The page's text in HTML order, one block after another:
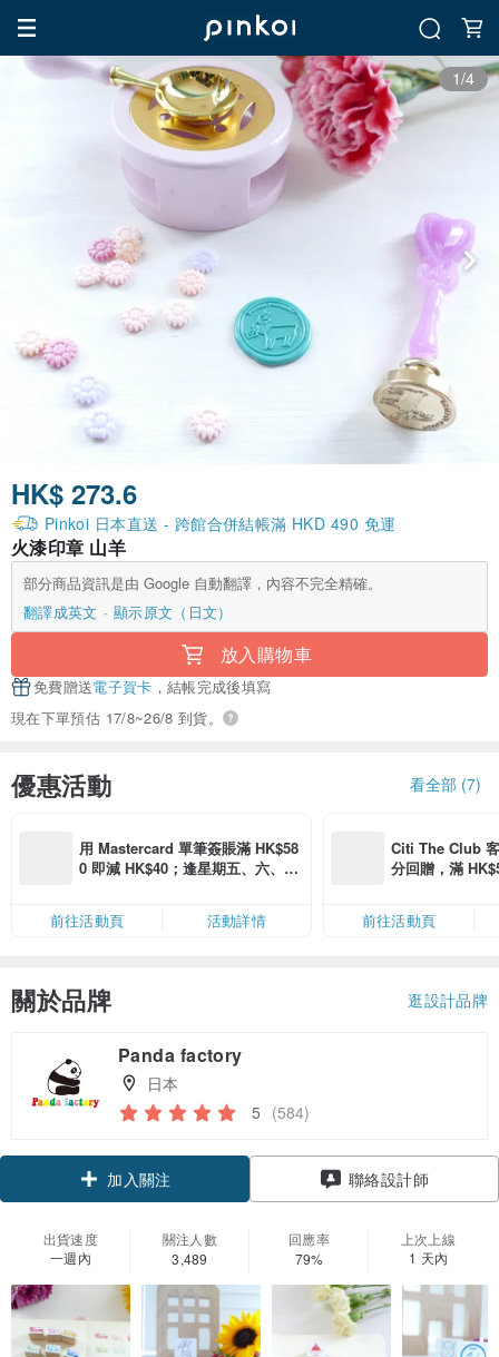
1/4
HK$ 273.6
Pinkoi 日本直送 - 跨館合併結帳滿 HKD 490 免運
火漆印章 山羊
部分商品資訊是由 Google 自動翻譯，內容不完全精確。
翻譯成英文
顯示原文（日文）
放入購物車
免費贈送電子賀卡 ，結帳完成後填寫
現在下單預估 17/8~26/8 到貨。
優惠活動 看全部 (7)
用 Mastercard 單筆簽賬滿 HK$58
0 即減 HK$40；逢星期五、六、日
卡」結帳）
前往活動頁 活動詳情
Citi The Club
分回贈，滿
前往活動頁
關於品牌 逛設計品牌
Panda factory
日本
5 (584)
加入關注
聯絡設計師
出貨速度
一週內
關注人數
3,489
回應率
79%
上次上線
1 天內